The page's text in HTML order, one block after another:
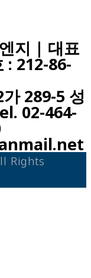
지 | 대표
: 212-86-
289-5 성
02-464-
Rights